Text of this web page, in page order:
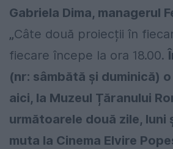
Gabriela Dima, managerul
„Câte două proiecții în
fiecare începe la ora 18.00.
(nr: sâmbătă și duminică)
aici, la Muzeul Țăranului
următoarele două zile, luni
muta la Cinema Elvire